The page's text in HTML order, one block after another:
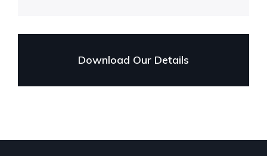
Download Our Details